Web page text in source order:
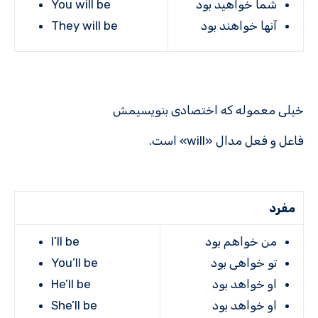
شما خواهید بود
آنها خواهند بود
You will be
They will be
خیلی معموله که اختصادی بنویسیمش
فاعل و فعل مدال «will» است.
مفرد
من خواهم بود
تو خواهی بود
او خواهد بود
او خواهد بود
I’ll be
You’ll be
He’ll be
She’ll be